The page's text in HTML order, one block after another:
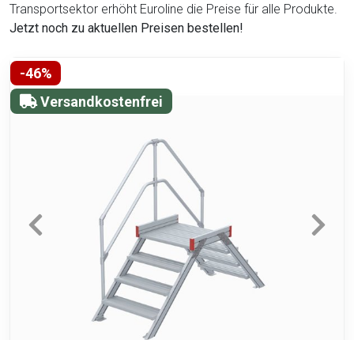
Transportsektor erhöht Euroline die Preise für alle Produkte.
Jetzt noch zu aktuellen Preisen bestellen!
-46%
Versandkostenfrei